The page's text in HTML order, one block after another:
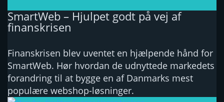
SmartWeb – Hjulpet godt på vej af
finanskrisen
Finanskrisen blev uventet en hjælpende hånd for
SmartWeb. Hør hvordan de udnyttede markedets
forandring til at bygge en af Danmarks mest
populære webshop-løsninger.